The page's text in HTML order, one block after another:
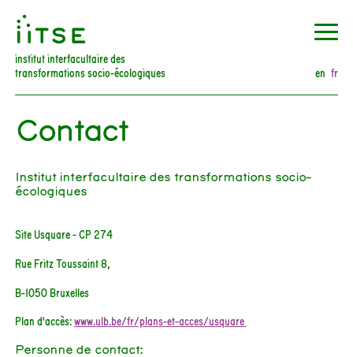
󰀀
institut interfacultaire des
transformations socio-écologiques en fr
Contact
Institut interfacultaire des transformations socio-
écologiques
Site Usquare - CP 274
Rue Fritz Toussaint 8,
B-1050 Bruxelles
Plan d'accès:www.ulb.be/fr/plans-et-acces/usquare
Personne de contact: